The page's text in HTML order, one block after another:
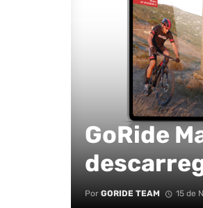
GoRide
Por GORIDE TEAM 15 de